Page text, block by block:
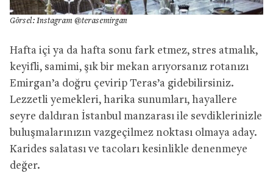
Görsel: Instagram @terasemirgan
Hafta içi ya da hafta sonu fark etmez, stres atmalık,
keyifli, samimi, şık bir mekan arıyorsanız rotanızı
Emirgan’a doğru çevirip Teras’a gidebilirsiniz.
Lezzetli yemekleri, harika sunumları, hayallere
seyre daldıran İstanbul manzarası ile sevdiklerinizle
buluşmalarınızın vazgeçilmez noktası olmaya aday.
Karides salatası ve tacoları kesinlikle denenmeye
değer.